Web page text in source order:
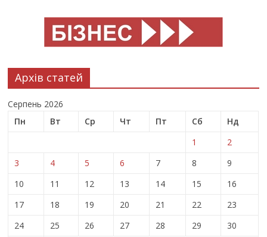
Архів статей
Серпень 2026
Пн
Вт Ср Чт Пт Сб
Нд
1
2
3
4 5 6 7 8
9
10
11 12 13 14 15
16
17
18 19 20 21 22
23
24
25 26 27 28 29
30